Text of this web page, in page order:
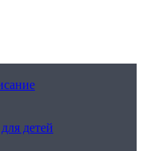
детей